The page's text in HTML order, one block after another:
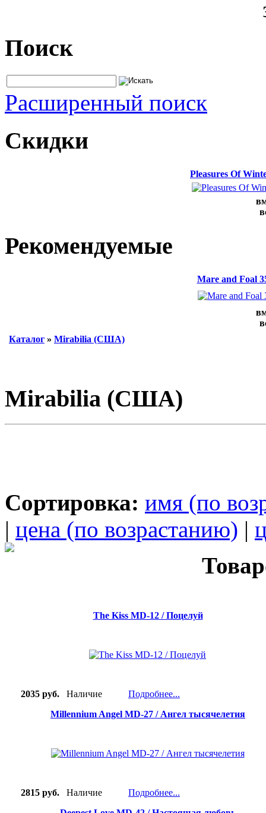
Поиск
Расширенный поиск
Скидки
Pleasures Of
Рекомендуемые
Mare and Foal
Каталог » Mirabilia (США)
Mirabilia (США)
Сортировка: имя (по
| цена (по возрастанию) |
The Kiss MD-12 / Поцелуй
2035 руб. Наличие
Подробнее...
Millennium Angel MD-27 / Ангел тысячелетия
2815 руб. Наличие
Подробнее...